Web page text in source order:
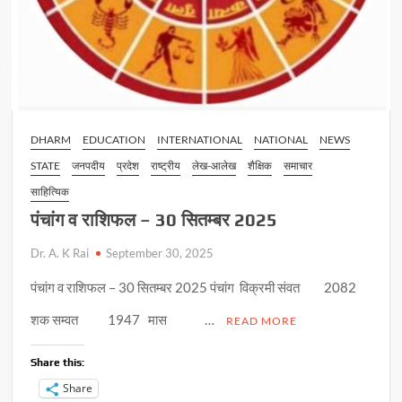
DHARM EDUCATION INTERNATIONAL NATIONAL
NEWS
STATE
जनपदीय प्रदेश राष्ट्रीय लेख-आलेख शैक्षिक
समाचार
साहित्यिक
पंचांग व राशिफल – 30 सितम्बर 2025
Dr. A. K Rai September 30, 2025
पंचांग व राशिफल – 30 सितम्बर 2025 पंचांग विक्रमी संवत 2082
शक सम्वत 1947 मास …
READ MORE
Share this:
Share